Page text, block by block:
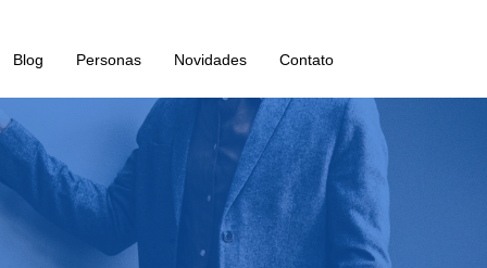
Blog Personas Novidades Contato